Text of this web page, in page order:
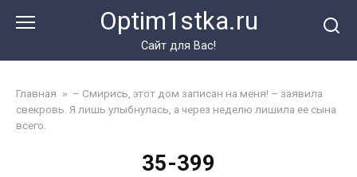
Optim1stka.ru
Сайт для Вас!
Главная » – Смирись, этот дом записан на меня! – заявила
свекровь. Я лишь улыбнулась, а через неделю лишила ее сына
всего.
35-399